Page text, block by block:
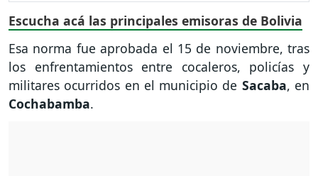
Escucha acá las principales emisoras de Bolivia
Esa norma fue aprobada el 15 de noviembre, tras
los enfrentamientos entre cocaleros, policías y
militares ocurridos en el municipio de Sacaba, en
Cochabamba.